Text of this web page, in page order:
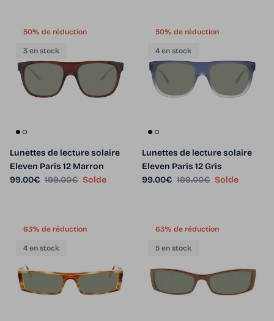
50% de réduction
3 en stock
Lunettes de lecture solaire
Eleven Paris 12 Marron
Prix soldé
99.00€ Prix habituel
199.00€ Solde
50% de réduction
4 en stock
Lunettes de lecture solaire
Eleven Paris 12 Gris
Prix soldé
99.00€ Prix habituel
199.00€ Solde
63% de réduction
4 en stock
63% de réduction
5 en stock